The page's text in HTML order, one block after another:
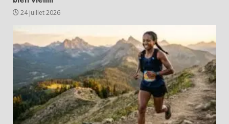
24 juillet 2026